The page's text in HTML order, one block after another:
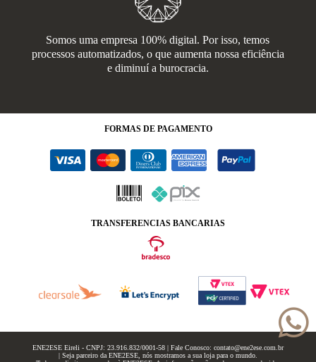
Somos uma empresa 100% digital. Por isso, temos
processos automatizados, o que aumenta nossa eficiência
e diminuí a burocracia.
FORMAS DE PAGAMENTO
TRANSFERENCIAS BANCARIAS
ENE2ESE Eireli - CNPJ: 23.916.832/0001-58 | Fale Conosco: contato@ene2ese.com.br
| Seja parceiro da ENE2ESE, nós mostramos a sua loja para o mundo.